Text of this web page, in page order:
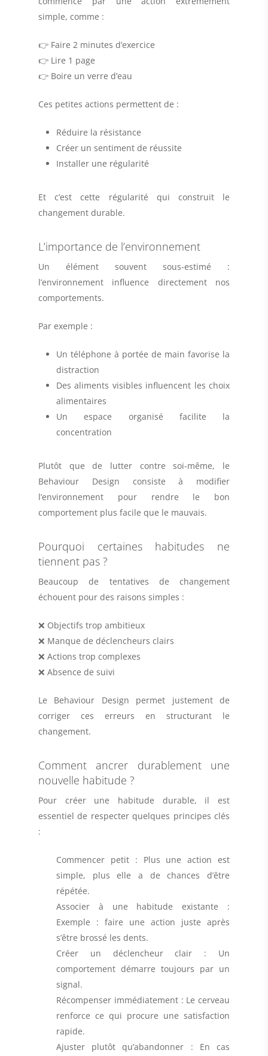
simple, comme :
👉 Faire 2 minutes d’exercice
👉 Lire 1 page
👉 Boire un verre d’eau
Ces petites actions permettent de :
Réduire la résistance
Créer un sentiment de réussite
Installer une régularité
Et c’est cette régularité qui construit le
changement durable.
L’importance de l’environnement
Un élément souvent sous-estimé :
l’environnement influence directement nos
comportements.
Par exemple :
Un téléphone à portée de main favorise la
distraction
Des aliments visibles influencent les choix
alimentaires
Un espace organisé facilite la
concentration
Plutôt que de lutter contre soi-même, le
Behaviour Design consiste à modifier
l’environnement pour rendre le bon
comportement plus facile que le mauvais.
Pourquoi certaines habitudes ne
tiennent pas ?
Beaucoup de tentatives de changement
échouent pour des raisons simples :
❌ Objectifs trop ambitieux
❌ Manque de déclencheurs clairs
❌ Actions trop complexes
❌ Absence de suivi
Le Behaviour Design permet justement de
corriger ces erreurs en structurant le
changement.
Comment ancrer durablement une
nouvelle habitude ?
Pour créer une habitude durable, il est
essentiel de respecter quelques principes clés
:
Commencer petit : Plus une action est
simple, plus elle a de chances d’être
répétée.
Associer à une habitude existante :
Exemple : faire une action juste après
s’être brossé les dents.
Créer un déclencheur clair : Un
comportement démarre toujours par un
signal.
Récompenser immédiatement : Le cerveau
renforce ce qui procure une satisfaction
rapide.
Ajuster plutôt qu’abandonner : En cas